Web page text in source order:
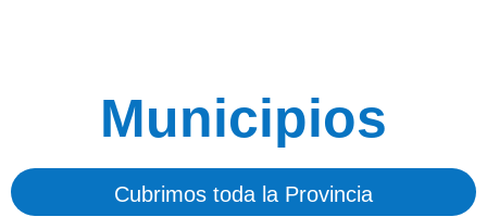
Municipios
Cubrimos toda la Provincia